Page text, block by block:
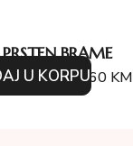
PRSTEN BRAME
KM 156.60 KM
U KORPU